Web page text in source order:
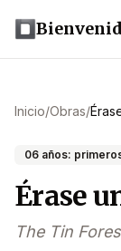
Inicio/Obras/
06 años:
Érase
The Tin